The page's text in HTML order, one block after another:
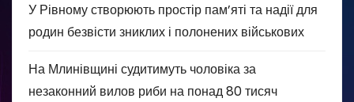
У Рівному створюють простір пам’яті та надії для
родин безвісти зниклих і полонених військових
На Млинівщині судитимуть чоловіка за
незаконний вилов риби на понад 80 тисяч